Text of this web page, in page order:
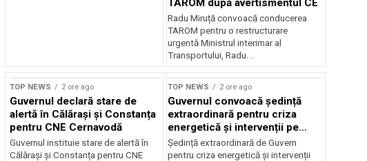
TAROM după avertismentul CE
Radu Miruță convoacă conducerea
TAROM pentru o restructurare
urgentă Ministrul interimar al
Transportului, Radu...
TOP NEWS 2 ore ago
Guvernul declară stare de
alertă în Călărași și Constanța
pentru CNE Cernavodă
Guvernul instituie stare de alertă în
Călărași și Constanța pentru CNE
TOP NEWS 2 ore ago
Guvernul convoacă ședință
extraordinară pentru criza
energetică și intervenții pe
Dunăre
Ședință extraordinară de Guvern
pentru criza energetică și intervenții